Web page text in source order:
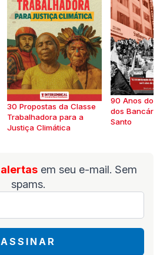
30 Propostas da Classe
Trabalhadora para a
Justiça Climática
90 Anos do
dos
Santo
alertas em seu e-mail. Sem
spams.
ASSINAR